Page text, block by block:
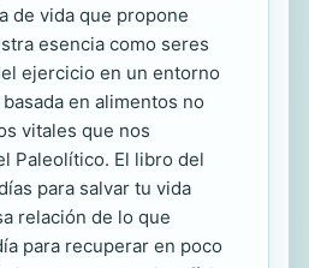
de vida que propone
esencia como seres
ejercicio en un entorno
en alimentos no
vitales que nos
Paleolítico. El libro del
para salvar tu vida
relación de lo que
para recuperar en poco